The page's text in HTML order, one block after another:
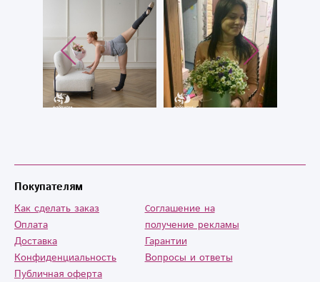
,после потери
Сына.....Доставили
быстро и в срок !
Спасибо вам ,что
Вы есть! За вашу
оперативность,
Покупателям
Как сделать заказ
Оплата
Доставка
Конфиденциальность
Публичная оферта
Cоглашение на
получение рекламы
Гарантии
Вопросы и ответы